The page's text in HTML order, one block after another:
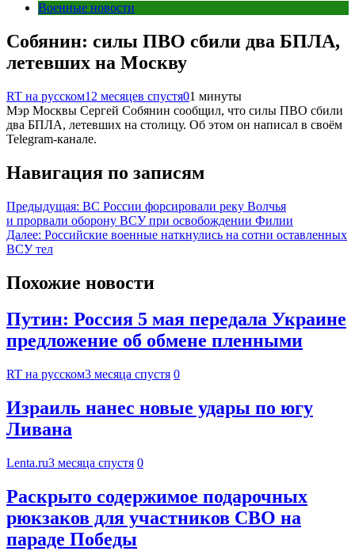
Военные новости
Собянин: силы ПВО сбили два БПЛА,
летевших на Москву
RT на русском12 месяцев спустя01 минуты
Мэр Москвы Сергей Собянин сообщил, что силы ПВО сбили
два БПЛА, летевших на столицу. Об этом он написал в своём
Telegram-канале.
Навигация по записям
Предыдущая: ВС России форсировали реку Волчья
и прорвали оборону ВСУ при освобождении Филии
Далее: Российские военные наткнулись на сотни оставленных
ВСУ тел
Похожие новости
Путин: Россия 5 мая передала Украине
предложение об обмене пленными
RT на русском3 месяца спустя 0
Израиль нанес новые удары по югу
Ливана
Lenta.ru3 месяца спустя 0
Раскрыто содержимое подарочных
рюкзаков для участников СВО на
параде Победы